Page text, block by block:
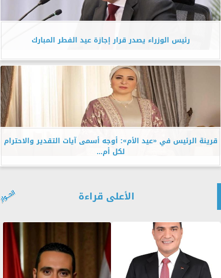
رئيس الوزراء يصدر قرار إجازة عيد الفطر المبارك
قرينة الرئيس في «عيد الأم»: أوجه أسمى آيات التقدير والاحترام
لكل أم...
الأعلى قراءة